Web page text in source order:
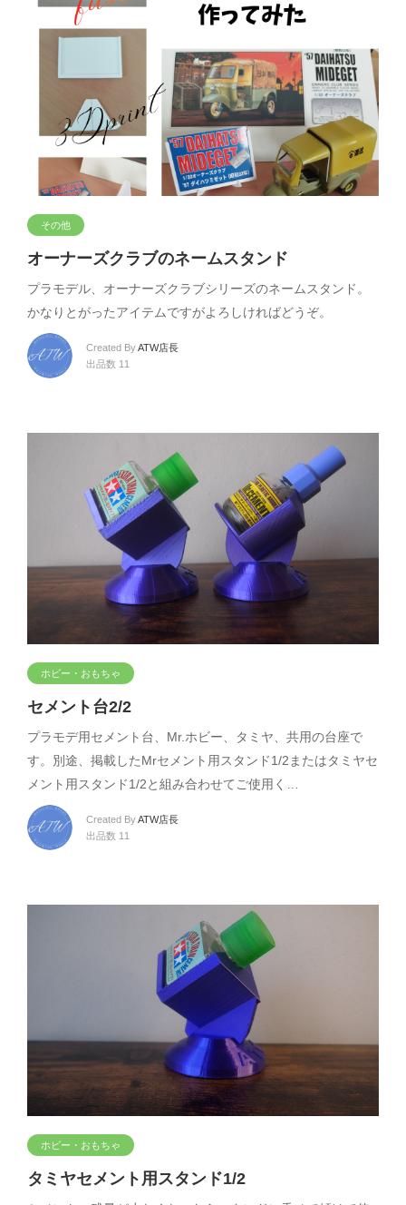
その他
オーナーズクラブのネームスタンド
プラモデル、オーナーズクラブシリーズのネームスタンド。
かなりとがったアイテムですがよろしければどうぞ。
Created ByATW店長
出品数 11
ホビー・おもちゃ
セメント台2/2
プラモデ用セメント台、Mr.ホビー、タミヤ、共用の台座で
す。別途、掲載したMrセメント用スタンド1/2またはタミヤセ
メント用スタンド1/2と組み合わせてご使用く…
Created ByATW店長
出品数 11
ホビー・おもちゃ
タミヤセメント用スタンド1/2